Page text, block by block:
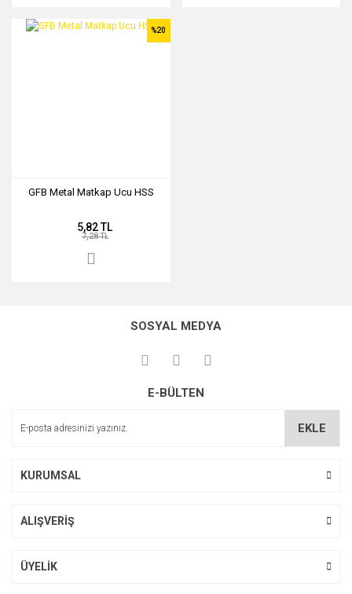
GFB Metal Matkap Ucu HSS
%20
5,82 TL
7,28 TL
SOSYAL MEDYA
E-BÜLTEN
EKLE
KURUMSAL
ALIŞVERİŞ
ÜYELİK